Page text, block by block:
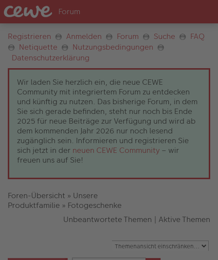
Registrieren Anmelden Forum Suche
FAQ
Netiquette
Nutzungsbedingungen
Datenschutzerklärung
Wir laden Sie herzlich ein, die neue CEWE
Community mit integriertem Forum zu entdecken
und künftig zu nutzen. Das bisherige Forum, in dem
Sie sich gerade befinden, steht nur noch bis Ende
2025 für neue Beiträge zur Verfügung und wird ab
dem kommenden Jahr 2026 nur noch lesend
zugänglich sein. Informieren und registrieren Sie
sich jetzt in der neuen CEWE Community – wir
freuen uns auf Sie!
Foren-Übersicht » Unsere
Produktfamilie » Fotogeschenke
Unbeantwortete Themen | Aktive Themen